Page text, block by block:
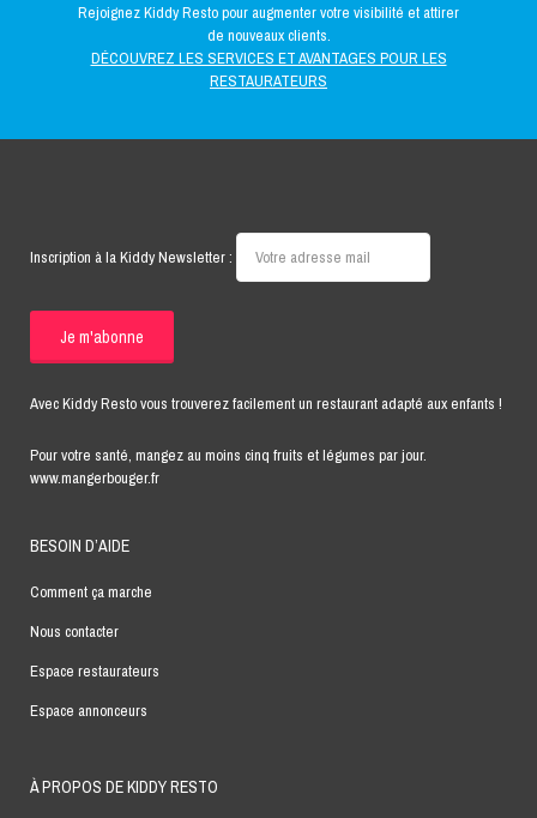
Rejoignez Kiddy Resto pour augmenter votre visibilité et attirer
de nouveaux clients.
DÉCOUVREZ LES SERVICES ET AVANTAGES POUR LES
RESTAURATEURS
Inscription à la Kiddy Newsletter :
Avec Kiddy Resto vous trouverez facilement un restaurant adapté aux enfants !
Pour votre santé, mangez au moins cinq fruits et légumes par jour.
www.mangerbouger.fr
BESOIN D’AIDE
Comment ça marche
Nous contacter
Espace restaurateurs
Espace annonceurs
À PROPOS DE KIDDY RESTO